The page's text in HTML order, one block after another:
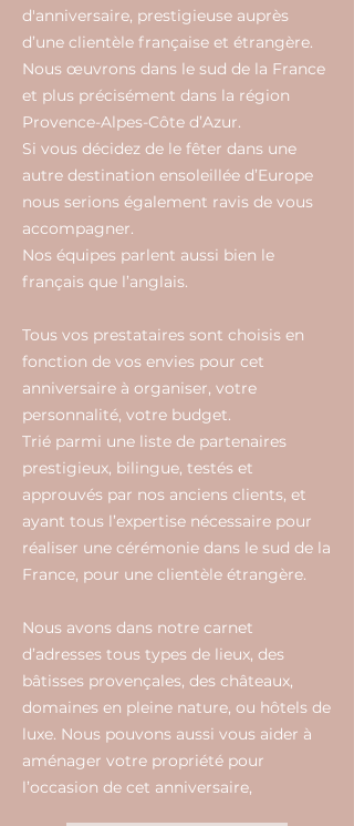
d'anniversaire, prestigieuse auprès
d’une clientèle française et étrangère.
Nous œuvrons dans le sud de la France
et plus précisément dans la région
Provence-Alpes-Côte d’Azur.
Si vous décidez de le fêter dans une
autre destination ensoleillée d’Europe
nous serions également ravis de vous
accompagner.
Nos équipes parlent aussi bien le
français que l’anglais.
Tous vos prestataires sont choisis en
fonction de vos envies pour cet
anniversaire à organiser, votre
personnalité, votre budget.
Trié parmi une liste de partenaires
prestigieux, bilingue, testés et
approuvés par nos anciens clients, et
ayant tous l’expertise nécessaire pour
réaliser une cérémonie dans le sud de la
France, pour une clientèle étrangère.
Nous avons dans notre carnet
d’adresses tous types de lieux, des
bâtisses provençales, des châteaux,
domaines en pleine nature, ou hôtels de
luxe. Nous pouvons aussi vous aider à
aménager votre propriété pour
l’occasion de cet anniversaire,